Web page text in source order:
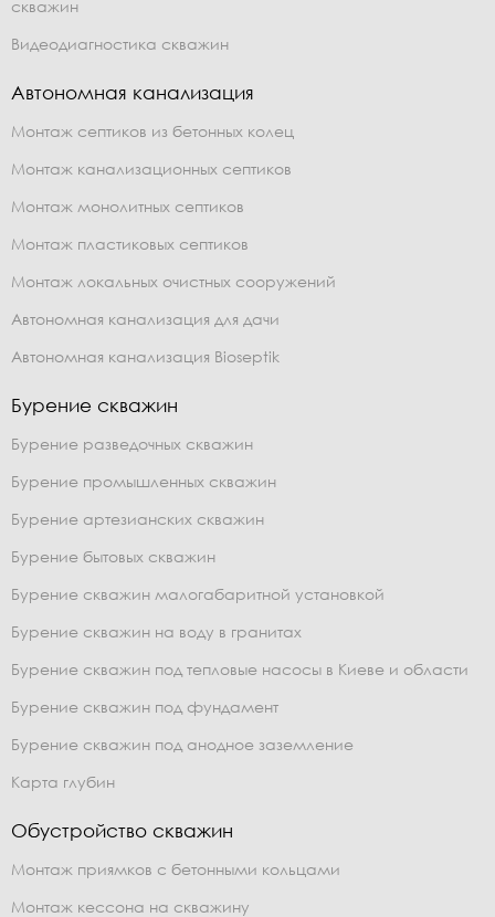
скважин
Видеодиагностика скважин
Автономная канализация
Монтаж септиков из бетонных колец
Монтаж канализационных септиков
Монтаж монолитных септиков
Монтаж пластиковых септиков
Монтаж локальных очистных сооружений
Автономная канализация для дачи
Автономная канализация Bioseptik
Бурение скважин
Бурение разведочных скважин
Бурение промышленных скважин
Бурение артезианских скважин
Бурение бытовых скважин
Бурение скважин малогабаритной установкой
Бурение скважин на воду в гранитах
Бурение скважин под тепловые насосы в Киеве и области
Бурение скважин под фундамент
Бурение скважин под анодное заземление
Карта глубин
Обустройство скважин
Монтаж приямков с бетонными кольцами
Монтаж кессона на скважину